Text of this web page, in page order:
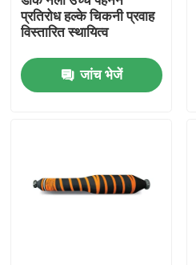
प्रतिरोध हल्के चिकनी प्रवाह
विस्तारित स्थायित्व
जांच भेजें